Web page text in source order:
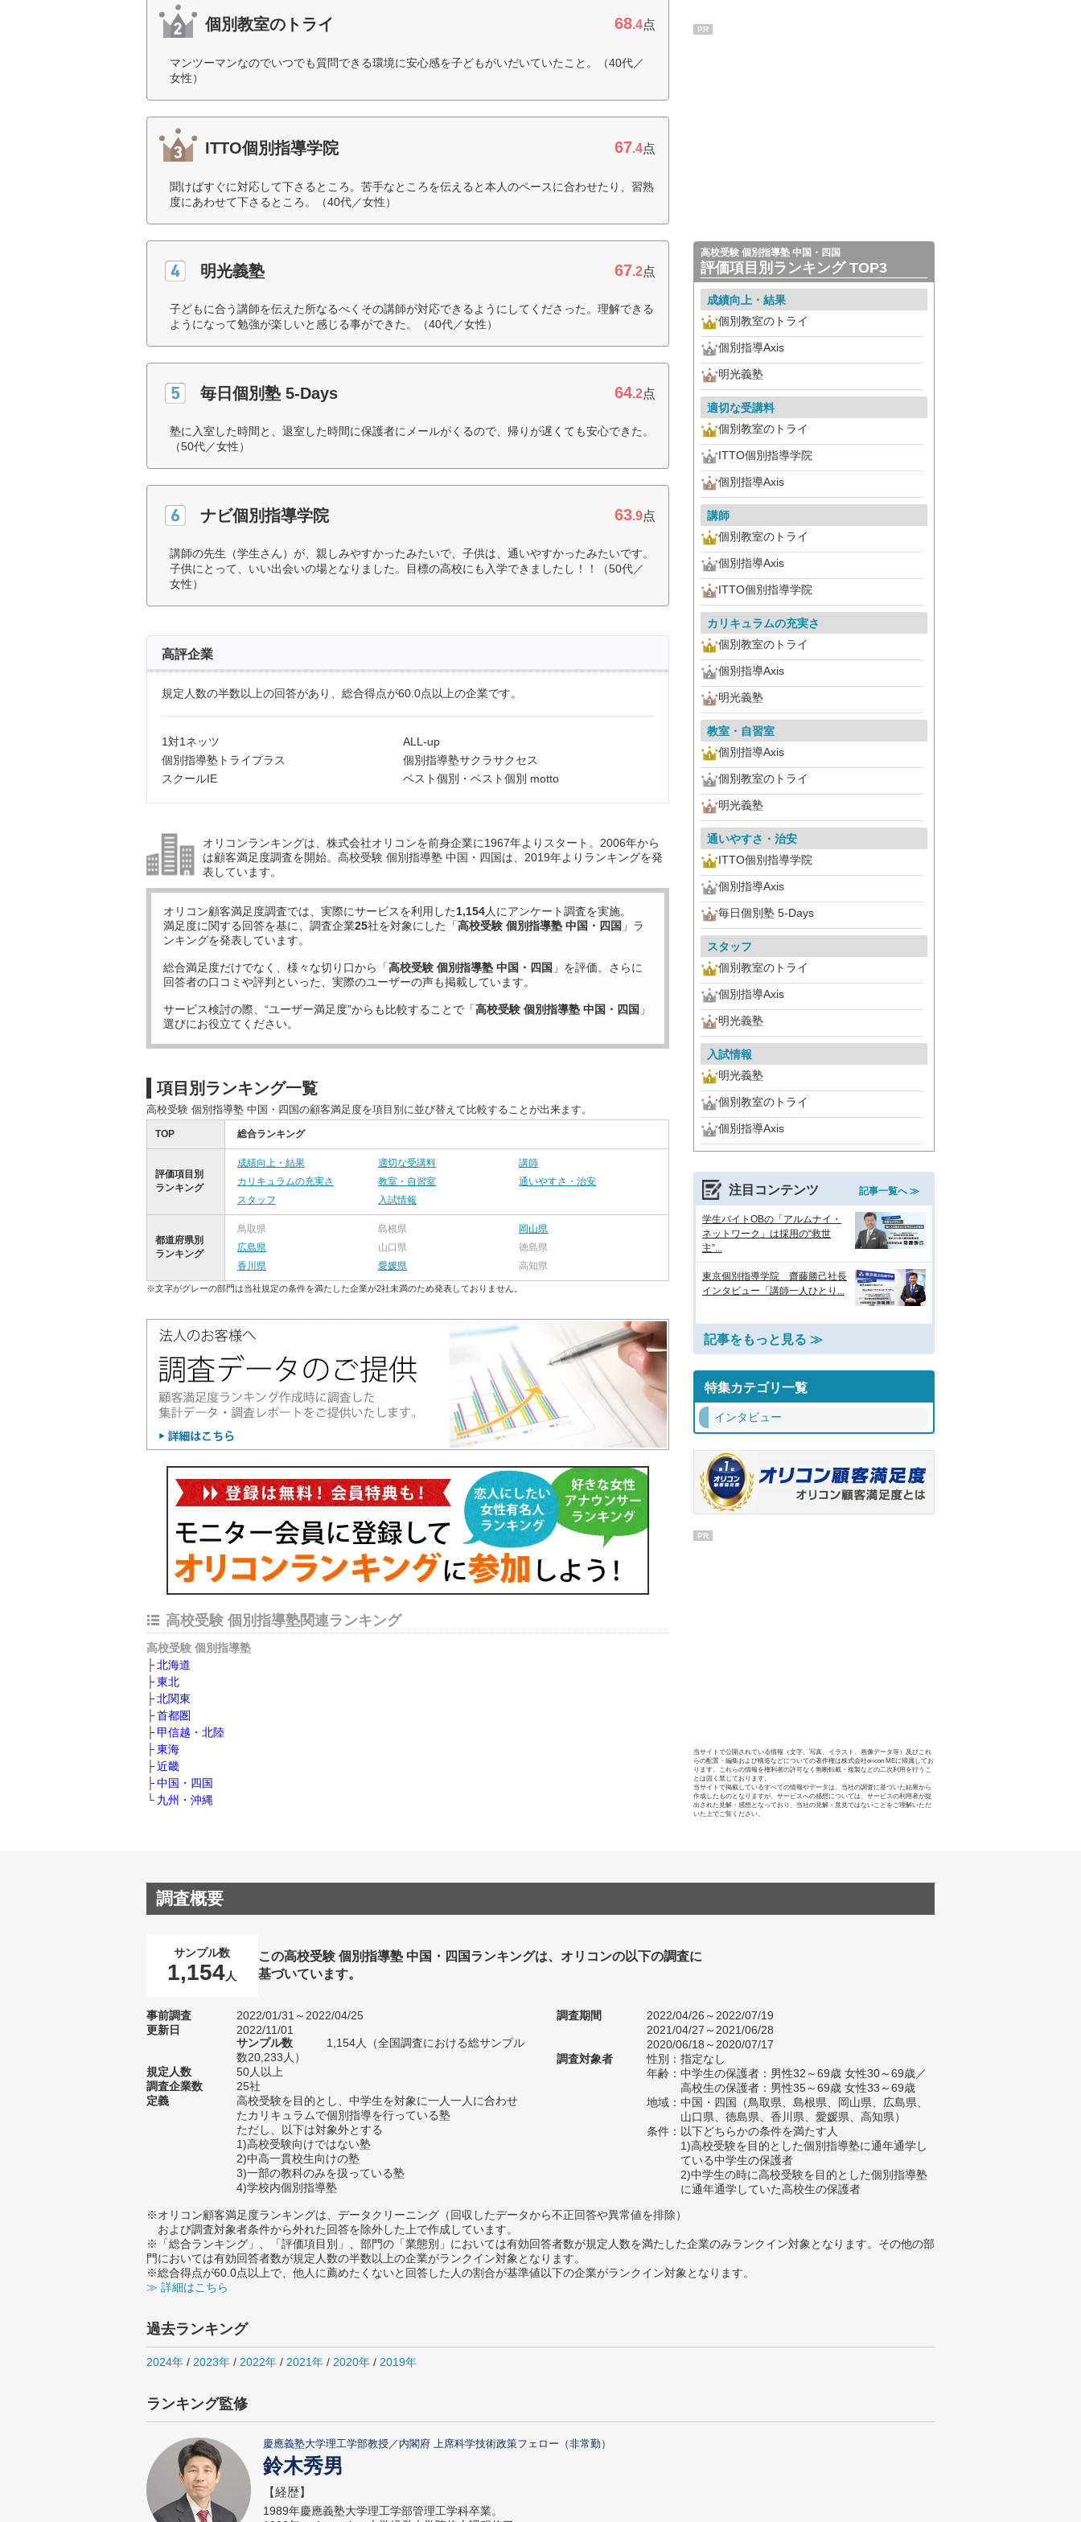
個別教室のトライ 68.4点
マンツーマンなのでいつでも質問できる環境に安心感を子どもがいだいていたこと。（40代／
女性）
ITTO個別指導学院 67.4点
聞けばすぐに対応して下さるところ。苦手なところを伝えると本人のペースに合わせたり、習熟
度にあわせて下さるところ。（40代／女性）
明光義塾 67.2点
子どもに合う講師を伝えた所なるべくその講師が対応できるようにしてくださった。理解できる
ようになって勉強が楽しいと感じる事ができた。（40代／女性）
毎日個別塾 5-Days 64.2点
塾に入室した時間と、退室した時間に保護者にメールがくるので、帰りが遅くても安心できた。
（50代／女性）
ナビ個別指導学院 63.9点
講師の先生（学生さん）が、親しみやすかったみたいで、子供は、通いやすかったみたいです。
子供にとって、いい出会いの場となりました。目標の高校にも入学できましたし！！（50代／
女性）
高評企業
規定人数の半数以上の回答があり、総合得点が60.0点以上の企業です。
1対1ネッツ
ALL-up
個別指導塾トライプラス
個別指導塾サクラサクセス
スクールIE
ベスト個別・ベスト個別 motto
オリコンランキングは、株式会社オリコンを前身企業に1967年よりスタート。2006年から
は顧客満足度調査を開始。高校受験 個別指導塾 中国・四国は、2019年よりランキングを発
表しています。
オリコン顧客満足度調査では、実際にサービスを利用した1,154人にアンケート調査を実施。
満足度に関する回答を基に、調査企業25社を対象にした「高校受験 個別指導塾 中国・四国 」ラ
ンキングを発表しています。
総合満足度だけでなく、様々な切り口から「高校受験 個別指導塾 中国・四国 」を評価。さらに
回答者の口コミや評判といった、実際のユーザーの声も掲載しています。
サービス検討の際、“ユーザー満足度”からも比較することで「高校受験 個別指導塾 中国・四国 」
選びにお役立てください。
項目別ランキング一覧
高校受験 個別指導塾 中国・四国の顧客満足度を項目別に並び替えて比較することが出来ます。
TOP 総合ランキング
評価項目別
ランキング
成績向上・結果 適切な受講料
講師
カリキュラムの充実さ
教室・自習室
通いやすさ・治安
スタッフ
入試情報
都道府県別
ランキング
鳥取県 島根県
岡山県
広島県
山口県
徳島県
香川県
愛媛県 高知県
※文字がグレーの部門は当社規定の条件を満たした企業が2社未満のため発表しておりません。
高校受験 個別指導塾関連ランキング
高校受験 個別指導塾
北海道
東北
北関東
首都圏
甲信越・北陸
東海
近畿
中国・四国
九州・沖縄
PR
高校受験 個別指導塾 中国・四国
評価項目別ランキング TOP3
成績向上・結果
個別教室のトライ
個別指導Axis
明光義塾
適切な受講料
個別教室のトライ
ITTO個別指導学院
個別指導Axis
講師
個別教室のトライ
個別指導Axis
ITTO個別指導学院
カリキュラムの充実さ
個別教室のトライ
個別指導Axis
明光義塾
教室・自習室
個別指導Axis
個別教室のトライ
明光義塾
通いやすさ・治安
ITTO個別指導学院
個別指導Axis
毎日個別塾 5-Days
スタッフ
個別教室のトライ
個別指導Axis
明光義塾
入試情報
明光義塾
個別教室のトライ
個別指導Axis
注目コンテンツ 記事一覧へ ≫
学生バイトOBの「アルムナイ・
ネットワーク」は採用の“救世
主”...
東京個別指導学院 齋藤勝己社長
インタビュー「講師一人ひとり...
記事をもっと見る ≫
特集カテゴリ一覧
インタビュー
PR
当サイトで公開されている情報（文字、写真、イラスト、画像データ等）及びこれ
らの配置・編集および構造などについての著作権は株式会社oricon MEに帰属してお
ります。これらの情報を権利者の許可なく無断転載・複製などの二次利用を行うこ
とは固く禁じております。
当サイトで掲載しているすべての情報やデータは、当社の調査に基づいた結果から
作成したものとなりますが、サービスへの感想については、サービスの利用者が提
出された見解・感想となっており、当社の見解・意見ではないことをご理解いただ
いた上でご覧ください。
調査概要
サンプル数
1,154人
この高校受験 個別指導塾 中国・四国ランキングは、オリコンの以下の調査に
基づいています。
事前調査
2022/01/31～2022/04/25
更新日
2022/11/01
サンプル数
1,154人（全国調査における総サンプル
数20,233人）
規定人数
50人以上
調査企業数
25社
定義
高校受験を目的とし、中学生を対象に一人一人に合わせ
たカリキュラムで個別指導を行っている塾
ただし、以下は対象外とする
1)高校受験向けではない塾
2)中高一貫校生向けの塾
3)一部の教科のみを扱っている塾
4)学校内個別指導塾
調査期間
2022/04/26～2022/07/19
2021/04/27～2021/06/28
2020/06/18～2020/07/17
調査対象者
性別：指定なし
年齢：中学生の保護者：男性32～69歳 女性30～69歳／
高校生の保護者：男性35～69歳 女性33～69歳
地域：中国・四国（鳥取県、島根県、岡山県、広島県、
山口県、徳島県、香川県、愛媛県、高知県）
条件：以下どちらかの条件を満たす人
1)高校受験を目的とした個別指導塾に通年通学し
ている中学生の保護者
2)中学生の時に高校受験を目的とした個別指導塾
に通年通学していた高校生の保護者
※オリコン顧客満足度ランキングは、データクリーニング（回収したデータから不正回答や異常値を排除）
および調査対象者条件から外れた回答を除外した上で作成しています。
※「総合ランキング」、「評価項目別」、部門の「業態別」においては有効回答者数が規定人数を満たした企業のみランクイン対象となります。その他の部
門においては有効回答者数が規定人数の半数以上の企業がランクイン対象となります。
※総合得点が60.0点以上で、他人に薦めたくないと回答した人の割合が基準値以下の企業がランクイン対象となります。
≫ 詳細はこちら
過去ランキング
2024年 / 2023年 / 2022年 / 2021年 / 2020年 / 2019年
ランキング監修
慶應義塾大学理工学部教授／内閣府 上席科学技術政策フェロー（非常勤）
鈴木秀男
【経歴】
1989年慶應義塾大学理工学部管理工学科卒業。